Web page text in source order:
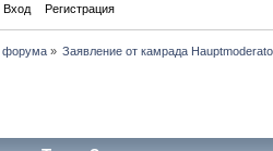
Вход Регистрация
форума » Заявление от камрада